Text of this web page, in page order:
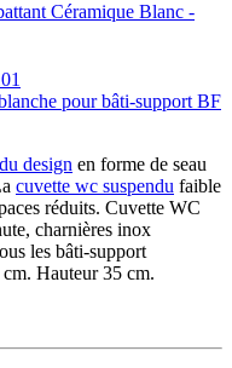
Céramique Blanc -
pour bâti-support BF
design en forme de seau
cuvette wc suspendu faible
réduits. Cuvette WC
charnières inox
les bâti-support
Hauteur 35 cm.